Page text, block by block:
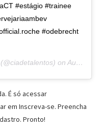
#estágio #trainee
#odebrecht
(@ciadetalentos) on Aug 16, 2019 at 2:00pm PDT
É só acessar
em Inscreva-se. Preencha
Pronto!